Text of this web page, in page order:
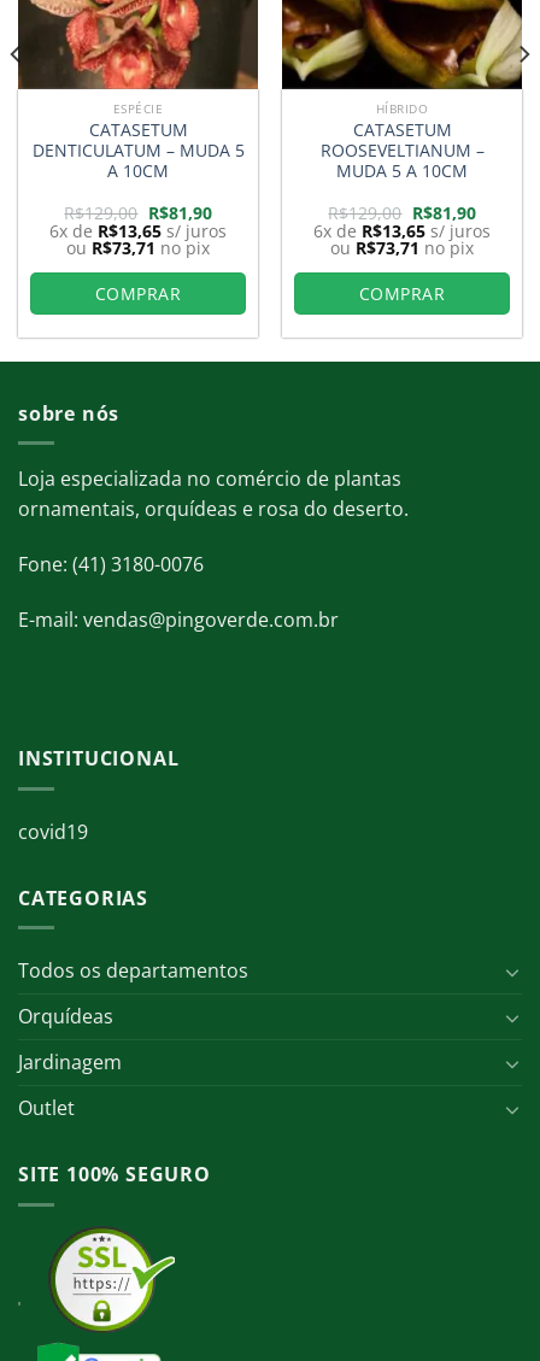
ESPÉCIE
CATASETUM
DENTICULATUM – MUDA 5
A 10CM
R$129,00 O
preço
original
era:
R$129,00.
R$81,90O
preço
atual
R$81,90.
6x de R$13,65 s/ juros
ou R$73,71 no pix
COMPRAR
HÍBRIDO
CATASETUM
ROOSEVELTIANUM –
MUDA 5 A 10CM
R$129,00 O
preço
original
era:
R$129,00.
R$81,90O
preço
atual
6x de R$13,65 s/ juros
ou R$73,71 no pix
COMPRAR
sobre nós
Loja especializada no comércio de plantas
ornamentais, orquídeas e rosa do deserto.
Fone: (41) 3180-0076
E-mail: vendas@pingoverde.com.br
INSTITUCIONAL
covid19
CATEGORIAS
Todos os departamentos
Orquídeas
Jardinagem
Outlet
SITE 100% SEGURO